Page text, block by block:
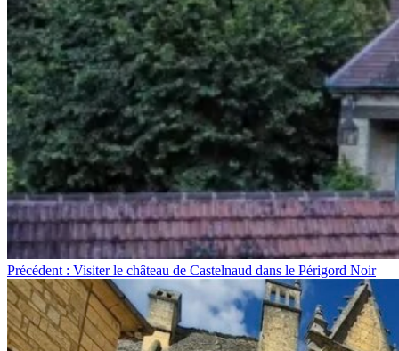
Précédent : Visiter le château de Castelnaud dans le Périgord Noir